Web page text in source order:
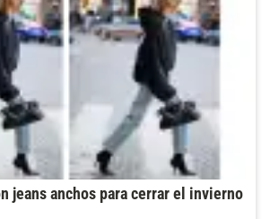
jeans anchos para cerrar el invierno